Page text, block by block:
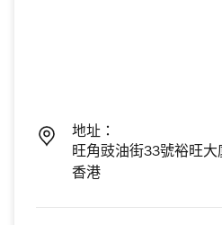
地址：
旺角豉油街33號裕旺大
香港